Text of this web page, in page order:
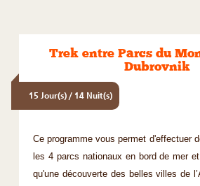
Trek entre Parcs du
Dubrovnik
15 Jour(s) / 14 Nuit(s)
Ce programme vous permet d'effectuer
les 4 parcs nationaux en bord de mer
qu'une découverte des belles villes de